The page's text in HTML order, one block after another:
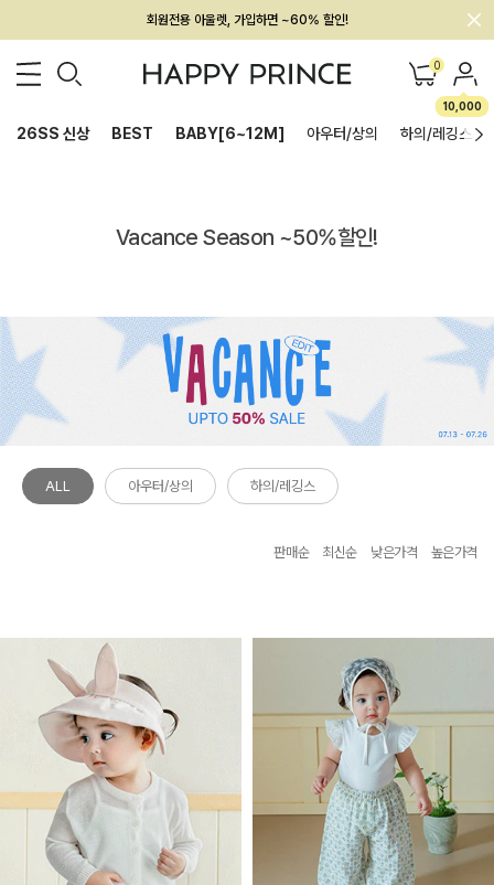
회원전용 아울렛, 가입하면 ~60% 할인!
멤버십 최대 28,000원 혜택 0
10,000
26SS 신상 BEST BABY[6~12M] 아우터/상의 하의/레깅스
Vacance Season ~50%할인!
ALL 아우터/상의 하의/레깅스
판매순 최신순 낮은가격 높은가격